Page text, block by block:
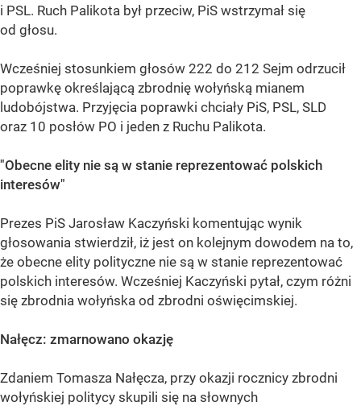
i PSL. Ruch Palikota był przeciw, PiS wstrzymał się
od głosu.
Wcześniej stosunkiem głosów 222 do 212 Sejm odrzucił
poprawkę określającą zbrodnię wołyńską mianem
ludobójstwa. Przyjęcia poprawki chciały PiS, PSL, SLD
oraz 10 posłów PO i jeden z Ruchu Palikota.
"Obecne elity nie są w stanie reprezentować polskich
interesów"
Prezes PiS Jarosław Kaczyński komentując wynik
głosowania stwierdził, iż jest on kolejnym dowodem na to,
że obecne elity polityczne nie są w stanie reprezentować
polskich interesów. Wcześniej Kaczyński pytał, czym różni
się zbrodnia wołyńska od zbrodni oświęcimskiej.
Nałęcz: zmarnowano okazję
Zdaniem Tomasza Nałęcza, przy okazji rocznicy zbrodni
wołyńskiej politycy skupili się na słownych